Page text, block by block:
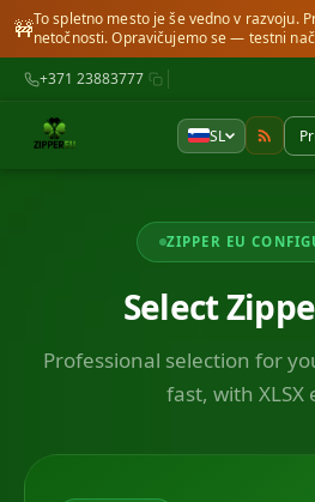
🚧To spletno mesto je še vedno v razvoju.
netočnosti. Opravičujemo se — testni
+371 23883777
SL
ZIPPER EU
Select
Professional selection for
fast, with XLSX